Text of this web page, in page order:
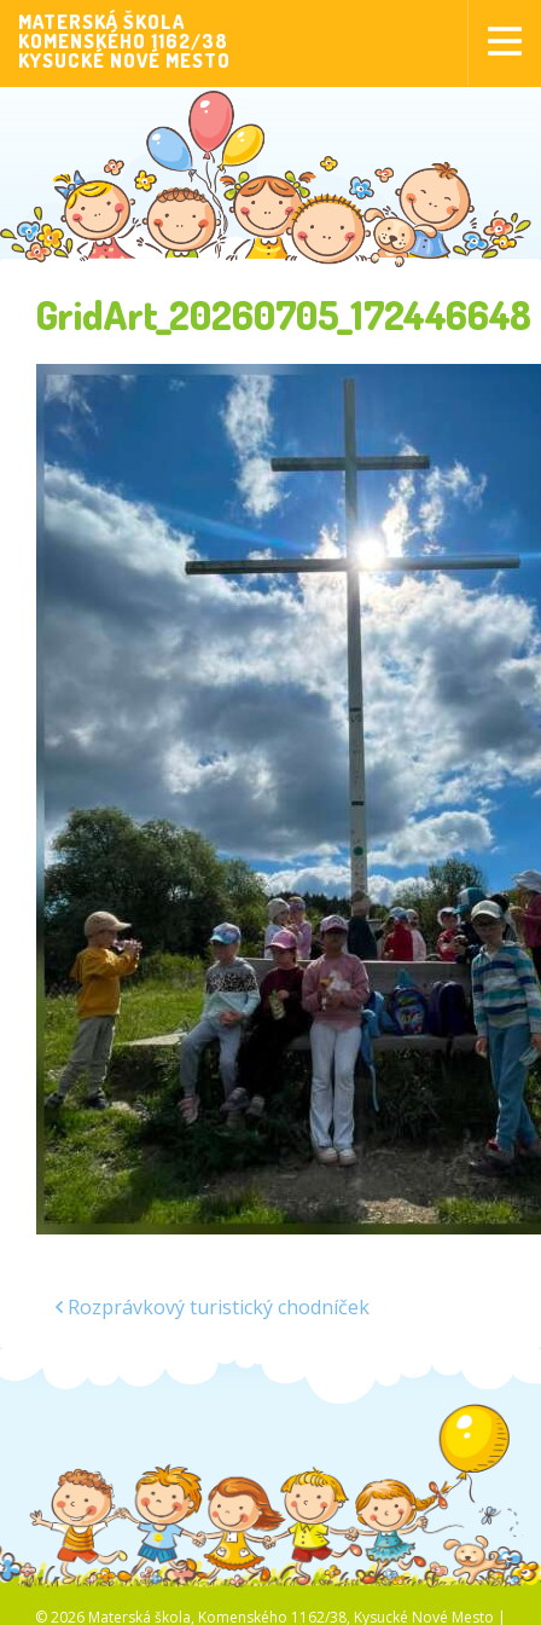
Aktivity pre deti
Fotogaléria
Naša škola
Sponzorstvo
Prijímanie detí
Krúžková činnosť
Zverejňovanie
Školská jedáleň
Jedálny lístok
Kontakt
Ochrana osobných
údajov – GDPR
Vzdelávanie
zamestnancov
MATERSKÁ ŠKOLA
KOMENSKÉHO 1162/38
KYSUCKÉ NOVÉ MESTO
GridArt_20260705_172446648
Rozprávkový turistický chodníček
© 2026 Materská škola, Komenského 1162/38, Kysucké Nové Mesto |